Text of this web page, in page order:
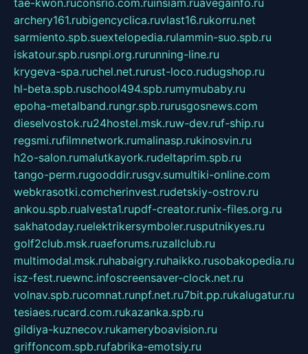
tae-kwon.ruconsrio.com.ruinsiam.ruavegainfo.ru
archery161.rubigencyclica.ruvlast16.rukorru.net
sarmiento.spb.suextelopedia.rulammin-suo.spb.ru
iskatour.spb.rusnpi.org.rurunning-line.ru
krygeva-spa.ruchel.net.rurust-loco.rudugshop.ru
hl-beta.spb.ruschool494.spb.rumymubaby.ru
epoha-metalband.rungr.spb.rurusgosnews.com
dieselvostok.ru24hostel.msk.ruw-dev.ruf-ship.ru
regsmi.rufilmnetwork.rumalinasp.rukinosvin.ru
h2o-salon.rumalutkayork.rudeltaprim.spb.ru
tango-perm.rugooddir.rusgv.sumultiki-online.com
webkrasotki.comcherinvest.rudetskiy-ostrov.ru
ankou.spb.rualvesta1.rupdf-creator.runix-files.org.ru
sakhatoday.ruelektrikersymboler.rusputnikyes.ru
golf2club.msk.ruaeforums.ruzallclub.ru
multimodal.msk.ruhabaigry.ruhaikko.rusobakopedia.ru
isz-fest.ruewnc.infoscreensaver-clock.net.ru
volnav.spb.rucomnat.runpf.net.ru7bit.pp.rukalugatur.ru
tesiaes.rucard.com.rukazanka.spb.ru
gildiya-kuznecov.rukameryboavision.ru
griffoncom.spb.rufabrika-emotsiy.ru